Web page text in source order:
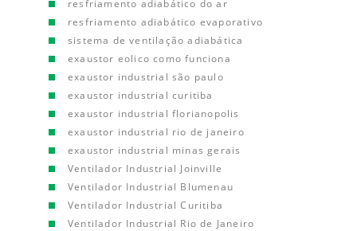
resfriamento adiabático do ar
resfriamento adiabático evaporativo
sistema de ventilação adiabática
exaustor eolico como funciona
exaustor industrial são paulo
exaustor industrial curitiba
exaustor industrial florianopolis
exaustor industrial rio de janeiro
exaustor industrial minas gerais
Ventilador Industrial Joinville
Ventilador Industrial Blumenau
Ventilador Industrial Curitiba
Ventilador Industrial Rio de Janeiro